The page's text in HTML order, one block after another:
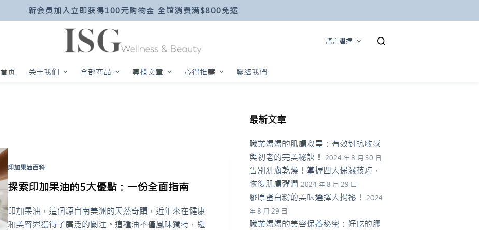
新会员加入立即获得100元购物金 全馆消费满$800免运
語言選擇
首页 关于我们 全部商品 專欄文章 心得推薦 聯絡我們
印加果油百科
探索印加果油的5大優點：一份全面指南
印加果油，這個源自南美洲的天然奇蹟，近年來在健康
和美容界獲得了廣泛的關注。這種油不僅風味獨特，還
最新文章
職業媽媽的肌膚救星：有效對抗敏感
與初老的完美秘訣！
2024 年 8 月 30 日
告別肌膚乾燥！掌握四大保濕技巧，
恢復肌膚彈潤 2024 年 8 月 29 日
膠原蛋白粉的美味選擇大揭祕！
2024
年 8 月 29 日
職業媽媽的美容保養秘密：好吃的膠